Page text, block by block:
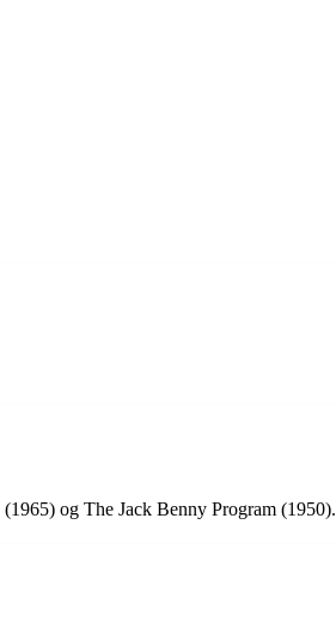
og The Jack Benny Program (1950).